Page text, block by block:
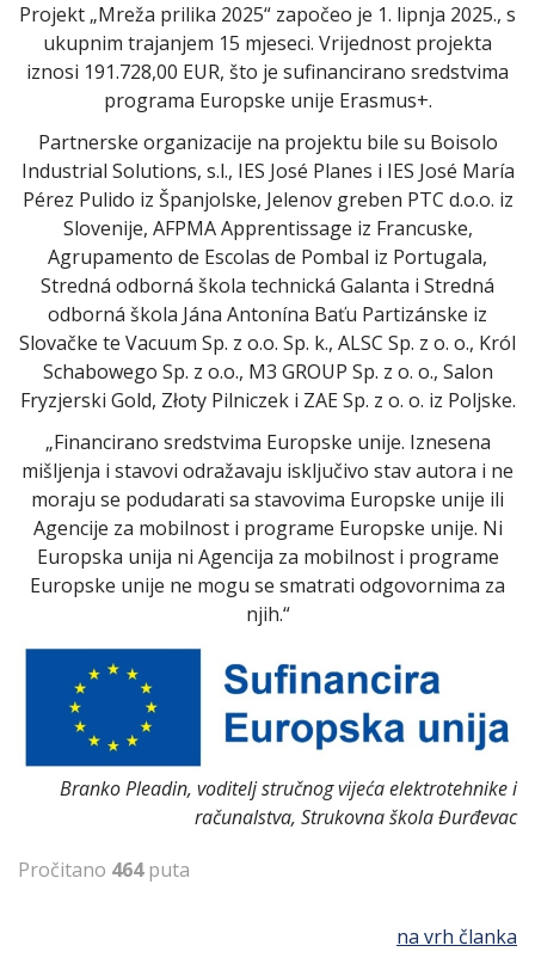
Projekt „Mreža prilika 2025“ započeo je 1. lipnja 2025., s
ukupnim trajanjem 15 mjeseci. Vrijednost projekta
iznosi 191.728,00 EUR, što je sufinancirano sredstvima
programa Europske unije Erasmus+.
Partnerske organizacije na projektu bile su Boisolo
Industrial Solutions, s.l., IES José Planes i IES José María
Pérez Pulido iz Španjolske, Jelenov greben PTC d.o.o. iz
Slovenije, AFPMA Apprentissage iz Francuske,
Agrupamento de Escolas de Pombal iz Portugala,
Stredná odborná škola technická Galanta i Stredná
odborná škola Jána Antonína Baťu Partizánske iz
Slovačke te Vacuum Sp. z o.o. Sp. k., ALSC Sp. z o. o., Król
Schabowego Sp. z o.o., M3 GROUP Sp. z o. o., Salon
Fryzjerski Gold, Złoty Pilniczek i ZAE Sp. z o. o. iz Poljske.
„Financirano sredstvima Europske unije. Iznesena
mišljenja i stavovi odražavaju isključivo stav autora i ne
moraju se podudarati sa stavovima Europske unije ili
Agencije za mobilnost i programe Europske unije. Ni
Europska unija ni Agencija za mobilnost i programe
Europske unije ne mogu se smatrati odgovornima za
njih.“
Branko Pleadin, voditelj stručnog vijeća elektrotehnike i
računalstva, Strukovna škola Đurđevac
Pročitano 464puta
na vrh članka